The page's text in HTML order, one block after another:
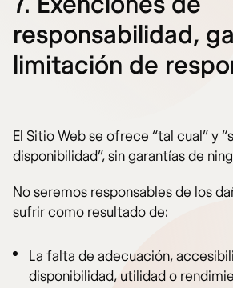
responsabilidad,
limitación de
El Sitio Web se ofrece “tal cual” y
disponibilidad”, sin garantías de
No seremos responsables de los
sufrir como resultado de:
La falta de adecuación,
disponibilidad, utilidad o